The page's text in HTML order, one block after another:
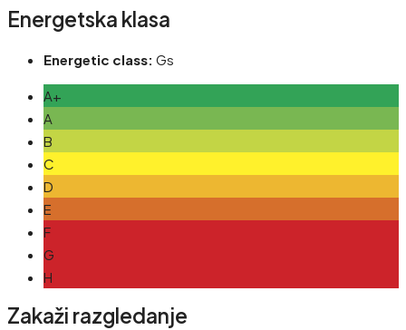
Energetska klasa
Energetic class: Gs
A+
A
B
C
D
E
F
G
H
Zakaži razgledanje